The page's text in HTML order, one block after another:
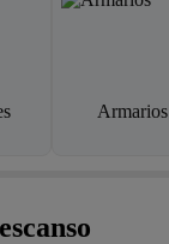
Armarios